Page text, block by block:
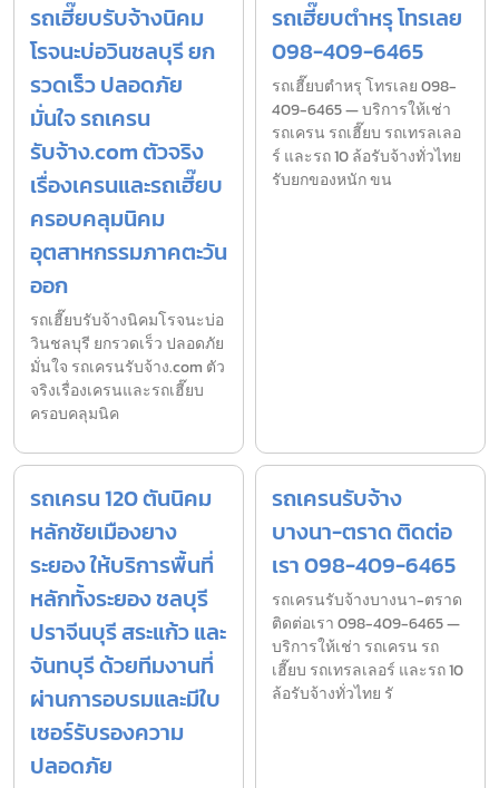
รถเฮี๊ยบรับจ้างนิคม
โรจนะบ่อวินชลบุรี ยก
รวดเร็ว ปลอดภัย
มั่นใจ รถเครน
รับจ้าง.com ตัวจริง
เรื่องเครนและรถเฮี๊ยบ
ครอบคลุมนิคม
อุตสาหกรรมภาคตะวัน
ออก
รถเฮี๊ยบรับจ้างนิคมโรจนะบ่อ
วินชลบุรี ยกรวดเร็ว ปลอดภัย
มั่นใจ รถเครนรับจ้าง.com ตัว
จริงเรื่องเครนและรถเฮี๊ยบ
ครอบคลุมนิค
รถเฮี๊ยบตำหรุ โทรเลย
098-409-6465
รถเฮี๊ยบตำหรุ โทรเลย 098-
409-6465 — บริการให้เช่า
รถเครน รถเฮี๊ยบ รถเทรลเลอ
ร์ และรถ 10 ล้อรับจ้างทั่วไทย
รับยกของหนัก ขน
รถเครน 120 ตันนิคม
หลักชัยเมืองยาง
ระยอง ให้บริการพื้นที่
หลักทั้งระยอง ชลบุรี
ปราจีนบุรี สระแก้ว และ
จันทบุรี ด้วยทีมงานที่
ผ่านการอบรมและมีใบ
เซอร์รับรองความ
ปลอดภัย
รถเครนรับจ้าง
บางนา-ตราด ติดต่อ
เรา 098-409-6465
รถเครนรับจ้างบางนา-ตราด
ติดต่อเรา 098-409-6465 —
บริการให้เช่า รถเครน รถ
เฮี๊ยบ รถเทรลเลอร์ และรถ 10
ล้อรับจ้างทั่วไทย รั